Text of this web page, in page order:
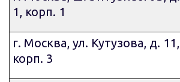
1, корп. 1
г. Москва, ул. Кутузова, д. 11,
корп. 3